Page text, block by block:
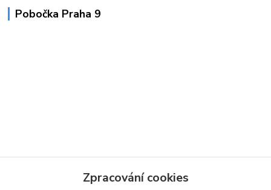
Pobočka Praha 9
Zpracování cookies